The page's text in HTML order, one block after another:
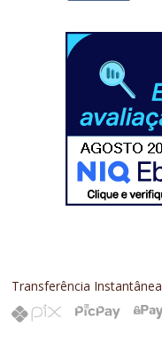
Transferência Instantânea